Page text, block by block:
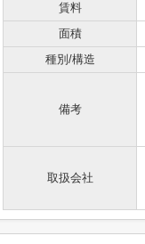
賃料
面積
種別/構造
備考
取扱会社